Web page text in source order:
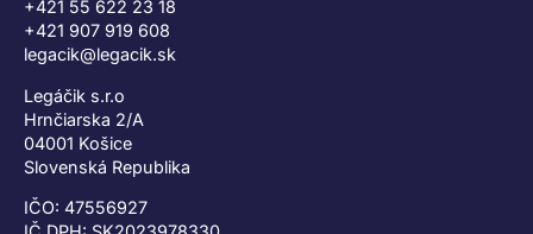
+421 55 622 23 18
+421 907 919 608
legacik@legacik.sk
Legáčik s.r.o
Hrnčiarska 2/A
04001 Košice
Slovenská Republika
IČO: 47556927